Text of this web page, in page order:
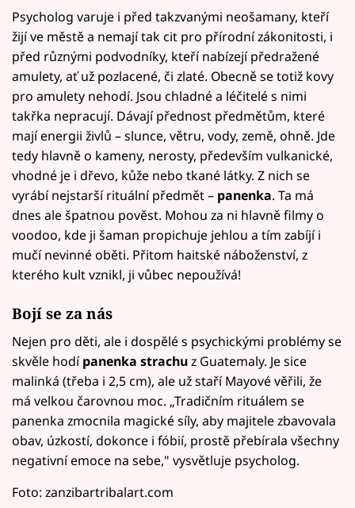
Psycholog varuje i před takzvanými neošamany, kteří
žijí ve městě a nemají tak cit pro přírodní zákonitosti, i
před různými podvodníky, kteří nabízejí předražené
amulety, ať už pozlacené, či zlaté. Obecně se totiž kovy
pro amulety nehodí. Jsou chladné a léčitelé s nimi
takřka nepracují. Dávají přednost předmětům, které
mají energii živlů – slunce, větru, vody, země, ohně. Jde
tedy hlavně o kameny, nerosty, především vulkanické,
vhodné je i dřevo, kůže nebo tkané látky. Z nich se
vyrábí nejstarší rituální předmět – panenka. Ta má
dnes ale špatnou pověst. Mohou za ni hlavně filmy o
voodoo, kde ji šaman propichuje jehlou a tím zabíjí i
mučí nevinné oběti. Přitom haitské náboženství, z
kterého kult vznikl, ji vůbec nepoužívá!
Bojí se za nás
Nejen pro děti, ale i dospělé s psychickými problémy se
skvěle hodípanenka strachuz Guatemaly. Je sice
malinká (třeba i 2,5 cm), ale už staří Mayové věřili, že
má velkou čarovnou moc. „Tradičním rituálem se
panenka zmocnila magické síly, aby majitele zbavovala
obav, úzkostí, dokonce i fóbií, prostě přebírala všechny
negativní emoce na sebe," vysvětluje psycholog.
Foto: zanzibartribalart.com